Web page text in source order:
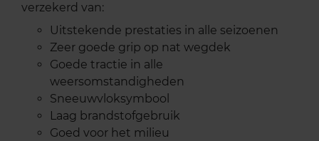
verzekerd van:
Uitstekende prestaties in alle seizoenen
Zeer goede grip op nat wegdek
Goede tractie in alle
weersomstandigheden
Sneeuwvloksymbool
Laag brandstofgebruik
Goed voor het milieu